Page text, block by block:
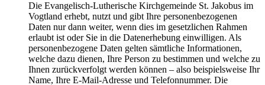
Die Evangelisch-Lutherische Kirchgemeinde St. Jakobus im
Vogtland erhebt, nutzt und gibt Ihre personenbezogenen
Daten nur dann weiter, wenn dies im gesetzlichen Rahmen
erlaubt ist oder Sie in die Datenerhebung einwilligen. Als
personenbezogene Daten gelten sämtliche Informationen,
welche dazu dienen, Ihre Person zu bestimmen und welche zu
Ihnen zurückverfolgt werden können – also beispielsweise Ihr
Name, Ihre E-Mail-Adresse und Telefonnummer. Die